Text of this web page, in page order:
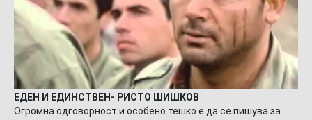
ЕДЕН И ЕДИНСТВЕН- РИСТО ШИШКОВ
Огромна одговорност и особено тешко е да се пишува за